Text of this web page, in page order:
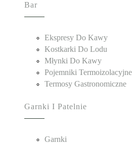
Bar
Ekspresy Do Kawy
Kostkarki Do Lodu
Młynki Do Kawy
Pojemniki Termoizolacyjne
Termosy Gastronomiczne
Garnki I Patelnie
Garnki